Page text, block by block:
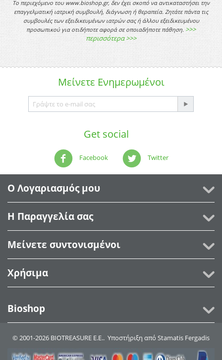
Το περιεχόμενο του www.bioshop.gr, δεν έχει σκοπό να αντικαταστήσει την
επαγγελματική ιατρική συμβουλή, διάγνωση ή θεραπεία. Ζητάτε πάντα τις
συμβουλές των εξειδικευμένων ιατρών σας ή άλλου εξειδικευμένου
προσωπικού για οτιδήποτε αφορά σε οποιαδήποτε πάθηση. >>>
περισσότερα >>>
Μείνετε Ενημερωμένοι
Get social
Facebook Twitter
Ο Λογαριασμός μου
Η Παραγγελία σας
Μείνετε συντονισμένοι
Χρήσιμα
Bioshop
© 2001-2026 BIOTREASURE Ε.Ε.. Υποστήριξη από Stamatis Fergadis